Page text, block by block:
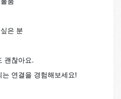
은 분
괜찮아요.
연결을 경험해보세요!